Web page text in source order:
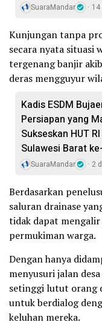
SuaraMandar
Kunjungan tanpa
secara nyata situasi
tergenang banjir
deras mengguyur
Kadis ESDM
Persiapan yang
Sukseskan HUT
Sulawesi Barat
SuaraMandar 2
Berdasarkan
saluran drainase
tidak dapat
permukiman warga.
Dengan hanya
menyusuri jalan
setinggi lutut orang
untuk berdialog
keluhan mereka.